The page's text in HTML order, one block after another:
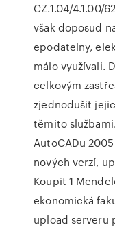
CZ.1.04/4.1.00/
však doposud
epodatelny,
málo využívali.
celkovým
zjednodušit
těmito
AutoCADu
nových verzí,
Koupit 1
ekonomická
upload serveru